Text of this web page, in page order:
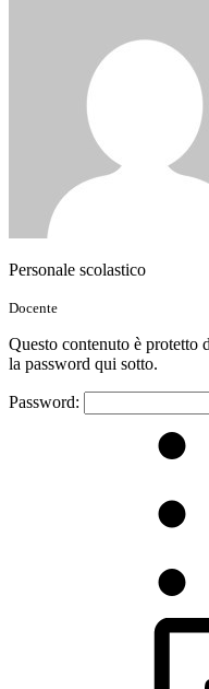
Personale scolastico
Docente
Questo contenuto è protetto
la password qui sotto.
Password: